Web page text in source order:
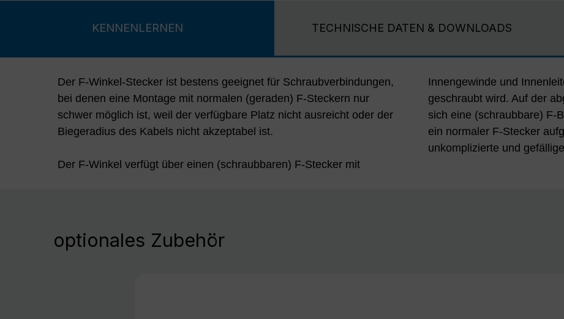
KENNENLERNEN TECHNISCHE DATEN & DOWNLOADS
Der F-Winkel-Stecker ist bestens geeignet für Schraubverbindungen,
bei denen eine Montage mit normalen (geraden) F-Steckern nur
schwer möglich ist, weil der verfügbare Platz nicht ausreicht oder der
Biegeradius des Kabels nicht akzeptabel ist.
Der F-Winkel verfügt über einen (schraubbaren) F-Stecker mit
Innengewinde und
geschraubt wird. Auf der
sich eine (schraubbare) F-
ein normaler F-Stecker
unkomplizierte und
optionales Zubehör